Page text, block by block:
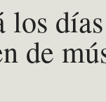
los
de